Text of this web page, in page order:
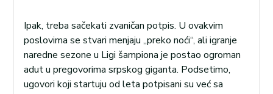
Ipak, treba sačekati zvaničan potpis. U ovakvim
poslovima se stvari menjaju „preko noći“, ali igranje
naredne sezone u Ligi šampiona je postao ogroman
adut u pregovorima srpskog giganta. Podsetimo,
ugovori koji startuju od leta potpisani su već sa